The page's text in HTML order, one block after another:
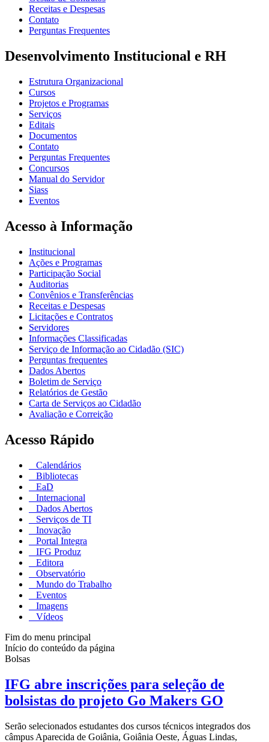
Receitas e Despesas
Contato
Perguntas Frequentes
Desenvolvimento Institucional e RH
Estrutura Organizacional
Cursos
Projetos e Programas
Serviços
Editais
Documentos
Contato
Perguntas Frequentes
Concursos
Manual do Servidor
Siass
Eventos
Acesso à Informação
Institucional
Ações e Programas
Participação Social
Auditorias
Convênios e Transferências
Receitas e Despesas
Licitações e Contratos
Servidores
Informações Classificadas
Serviço de Informação ao Cidadão (SIC)
Perguntas frequentes
Dados Abertos
Boletim de Serviço
Relatórios de Gestão
Carta de Serviços ao Cidadão
Avaliação e Correição
Acesso Rápido
Calendários
Bibliotecas
EaD
Internacional
Dados Abertos
Serviços de TI
Inovação
Portal Integra
IFG Produz
Editora
Observatório
Mundo do Trabalho
Eventos
Imagens
Vídeos
Fim do menu principal
Início do conteúdo da página
Bolsas
IFG abre inscrições para seleção de
bolsistas do projeto Go Makers GO
Serão selecionados estudantes dos cursos técnicos integrados dos
câmpus Aparecida de Goiânia, Goiânia Oeste, Águas Lindas,